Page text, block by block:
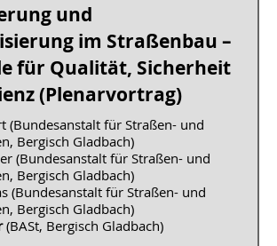
und
im Straßenbau –
für Qualität, Sicherheit
(Plenarvortrag)
(Bundesanstalt für Straßen- und
Bergisch Gladbach)
(Bundesanstalt für Straßen- und
Bergisch Gladbach)
(Bundesanstalt für Straßen- und
Bergisch Gladbach)
(BASt, Bergisch Gladbach)